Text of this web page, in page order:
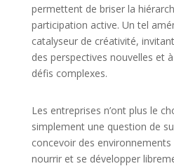
permettent de briser la
participation active. Un tel
catalyseur de créativité,
des perspectives nouvelles et
défis complexes.
Les entreprises n’ont plus le
simplement une question de
concevoir des
nourrir et se développer